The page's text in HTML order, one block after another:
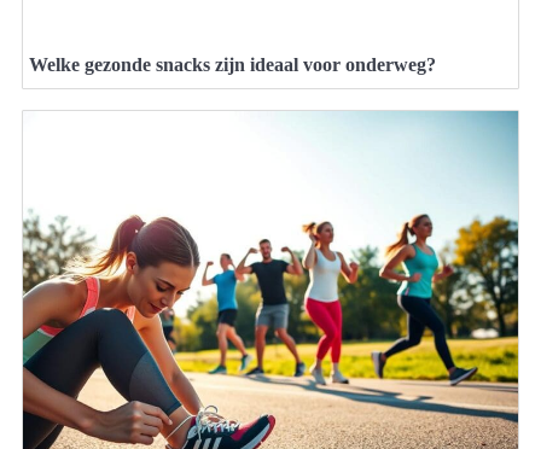
Welke gezonde snacks zijn ideaal voor onderweg?